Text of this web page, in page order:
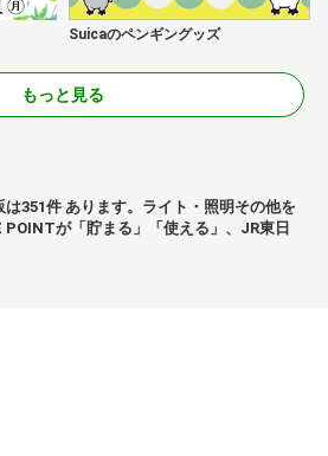
Suicaのペンギングッズ
もっと見る
351件 あります。ライト・照明その他を
が「貯まる」「使える」、JR東日